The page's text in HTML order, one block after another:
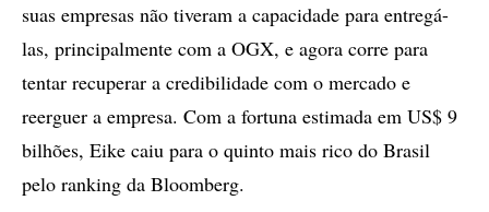
suas empresas não tiveram a capacidade para entregá-
las, principalmente com a OGX, e agora corre para
tentar recuperar a credibilidade com o mercado e
reerguer a empresa. Com a fortuna estimada em US$ 9
bilhões, Eike caiu para o quinto mais rico do Brasil
pelo ranking da Bloomberg.